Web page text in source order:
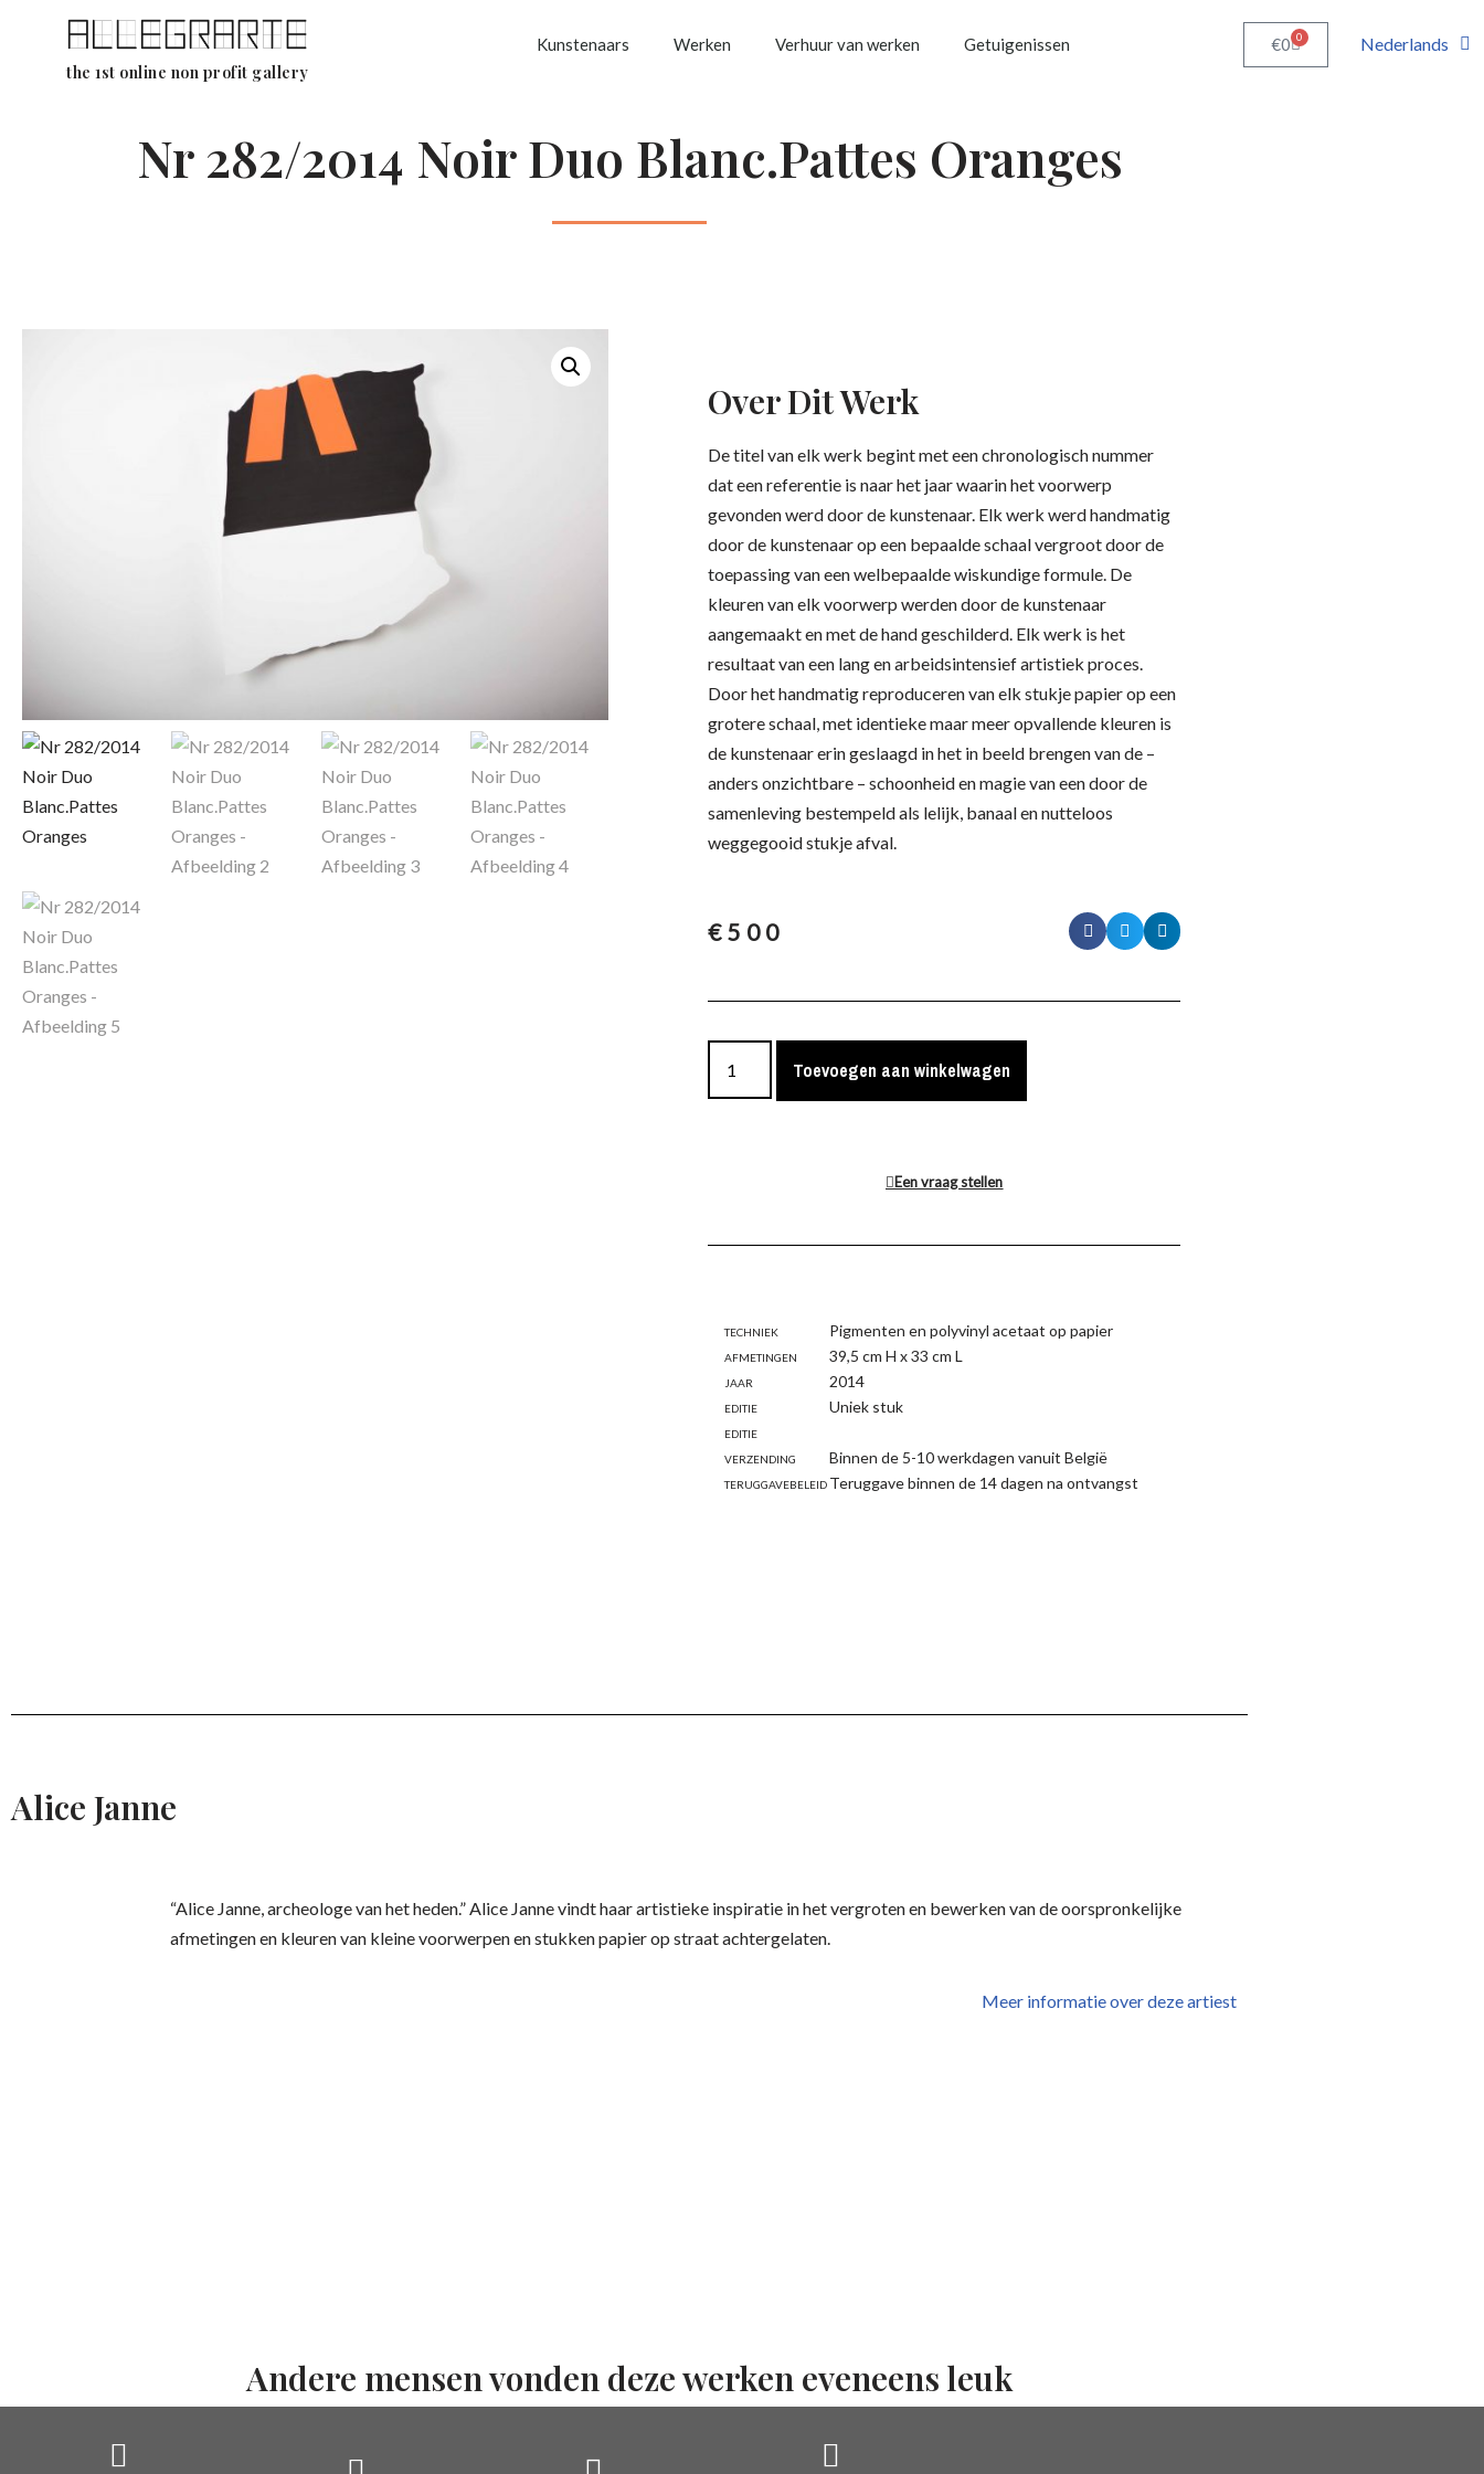
the 1st online non profit gallery
Kunstenaars Werken Verhuur van werken Getuigenissen €0 0 Nederlands
Nr 282/2014 Noir Duo Blanc.Pattes Oranges
Over Dit Werk
De titel van elk werk begint met een chronologisch nummer
dat een referentie is naar het jaar waarin het voorwerp
gevonden werd door de kunstenaar. Elk werk werd handmatig
door de kunstenaar op een bepaalde schaal vergroot door de
toepassing van een welbepaalde wiskundige formule. De
kleuren van elk voorwerp werden door de kunstenaar
aangemaakt en met de hand geschilderd. Elk werk is het
resultaat van een lang en arbeidsintensief artistiek proces.
Door het handmatig reproduceren van elk stukje papier op een
grotere schaal, met identieke maar meer opvallende kleuren is
de kunstenaar erin geslaagd in het in beeld brengen van de –
anders onzichtbare – schoonheid en magie van een door de
samenleving bestempeld als lelijk, banaal en nutteloos
weggegooid stukje afval.
€ 500
Toevoegen aan winkelwagen
Een vraag stellen
Techniek
Pigmenten en polyvinyl acetaat op papier
Afmetingen
39,5 cm H x 33 cm L
Jaar
2014
Editie
Uniek stuk
Editie
Verzending
Binnen de 5-10 werkdagen vanuit België
TeruggavebeleidTeruggave binnen de 14 dagen na ontvangst
Alice Janne
“Alice Janne, archeologe van het heden.” Alice Janne vindt haar artistieke inspiratie in het vergroten en bewerken van de oorspronkelijke
afmetingen en kleuren van kleine voorwerpen en stukken papier op straat achtergelaten.
Meer informatie over deze artiest
Andere mensen vonden deze werken eveneens leuk